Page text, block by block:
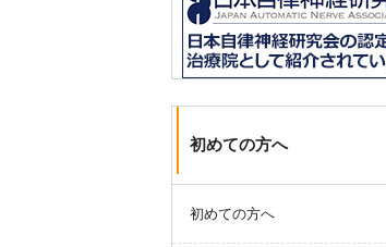
初めての方へ
初めての方へ